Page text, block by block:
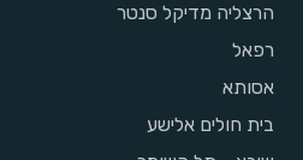
הרצליה מדיקל סנטר
רפאל
אסותא
בית חולים אלישע